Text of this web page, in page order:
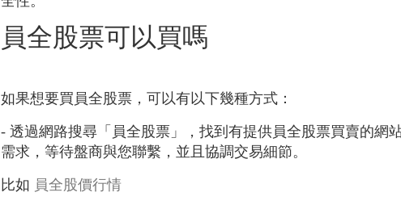
員全股票可以買嗎
如果想要買員全股票，可以有以下幾種方式：
- 透過網路搜尋「員全股票」，找到有提供員全股票買賣的網
需求，等待盤商與您聯繫，並且協調交易細節。
比如 員全股價行情